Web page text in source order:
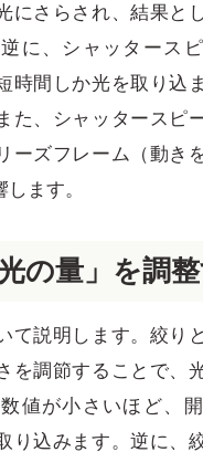
にさらされ、結果と
に、シャッタース
時間しか光を取り込
た、シャッタースピ
ーズフレーム（動き
ます。
の量」を調
て説明します。絞り
を調節することで、
値が小さいほど、
り込みます。逆に、